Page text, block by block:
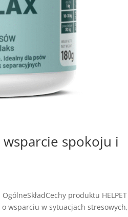
wsparcie spokoju i
produktu HELPET
o wsparciu w sytuacjach stresowych,